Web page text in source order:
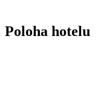
Poloha hotelu